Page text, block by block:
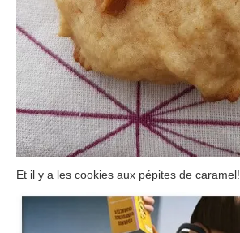
Et il y a les cookies aux pépites de caramel!